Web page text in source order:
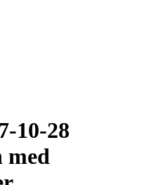
10-28
med